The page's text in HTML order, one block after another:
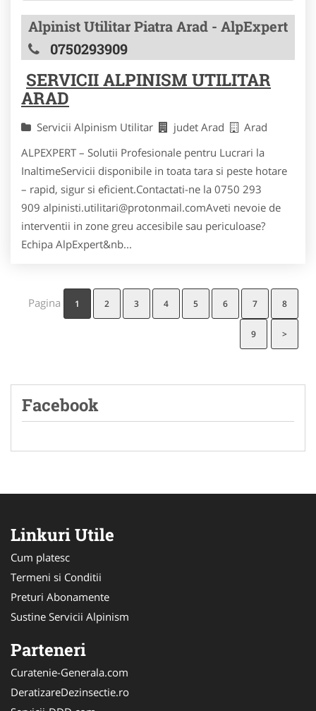
Alpinist Utilitar Piatra Arad - AlpExpert
0750293909
SERVICII ALPINISM UTILITAR
ARAD
Servicii Alpinism Utilitar judet Arad
Arad
ALPEXPERT – Solutii Profesionale pentru Lucrari la
InaltimeServicii disponibile in toata tara si peste hotare
– rapid, sigur si eficient.Contactati-ne la 0750 293
909 alpinisti.utilitari@protonmail.comAveti nevoie de
interventii in zone greu accesibile sau periculoase?
Echipa AlpExpert&nb...
Pagina 1 2 3 4 5 6 7 8
9 >
Facebook
Linkuri Utile
Cum platesc
Termeni si Conditii
Preturi Abonamente
Sustine Servicii Alpinism
Parteneri
Curatenie-Generala.com
DeratizareDezinsectie.ro